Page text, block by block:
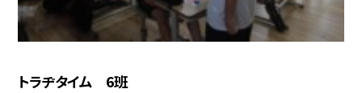
トラヂタイム 6班